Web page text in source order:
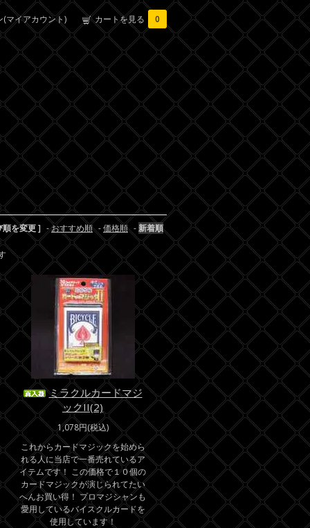
(マイアカウント) カートを見る 0
順を変更 ] -おすすめ順 -価格順 -新着順
ミラクルカードマジ
ックII(2)
1,078円(税込)
これからカードマジックを始めら
れる人に当店で一番売れているア
イテムです！ この価格で１０個の
カードマジックが演じられてたい
へんお買い得！ プロマジシャンも
愛用しているバイスクルカードを
使用しています！